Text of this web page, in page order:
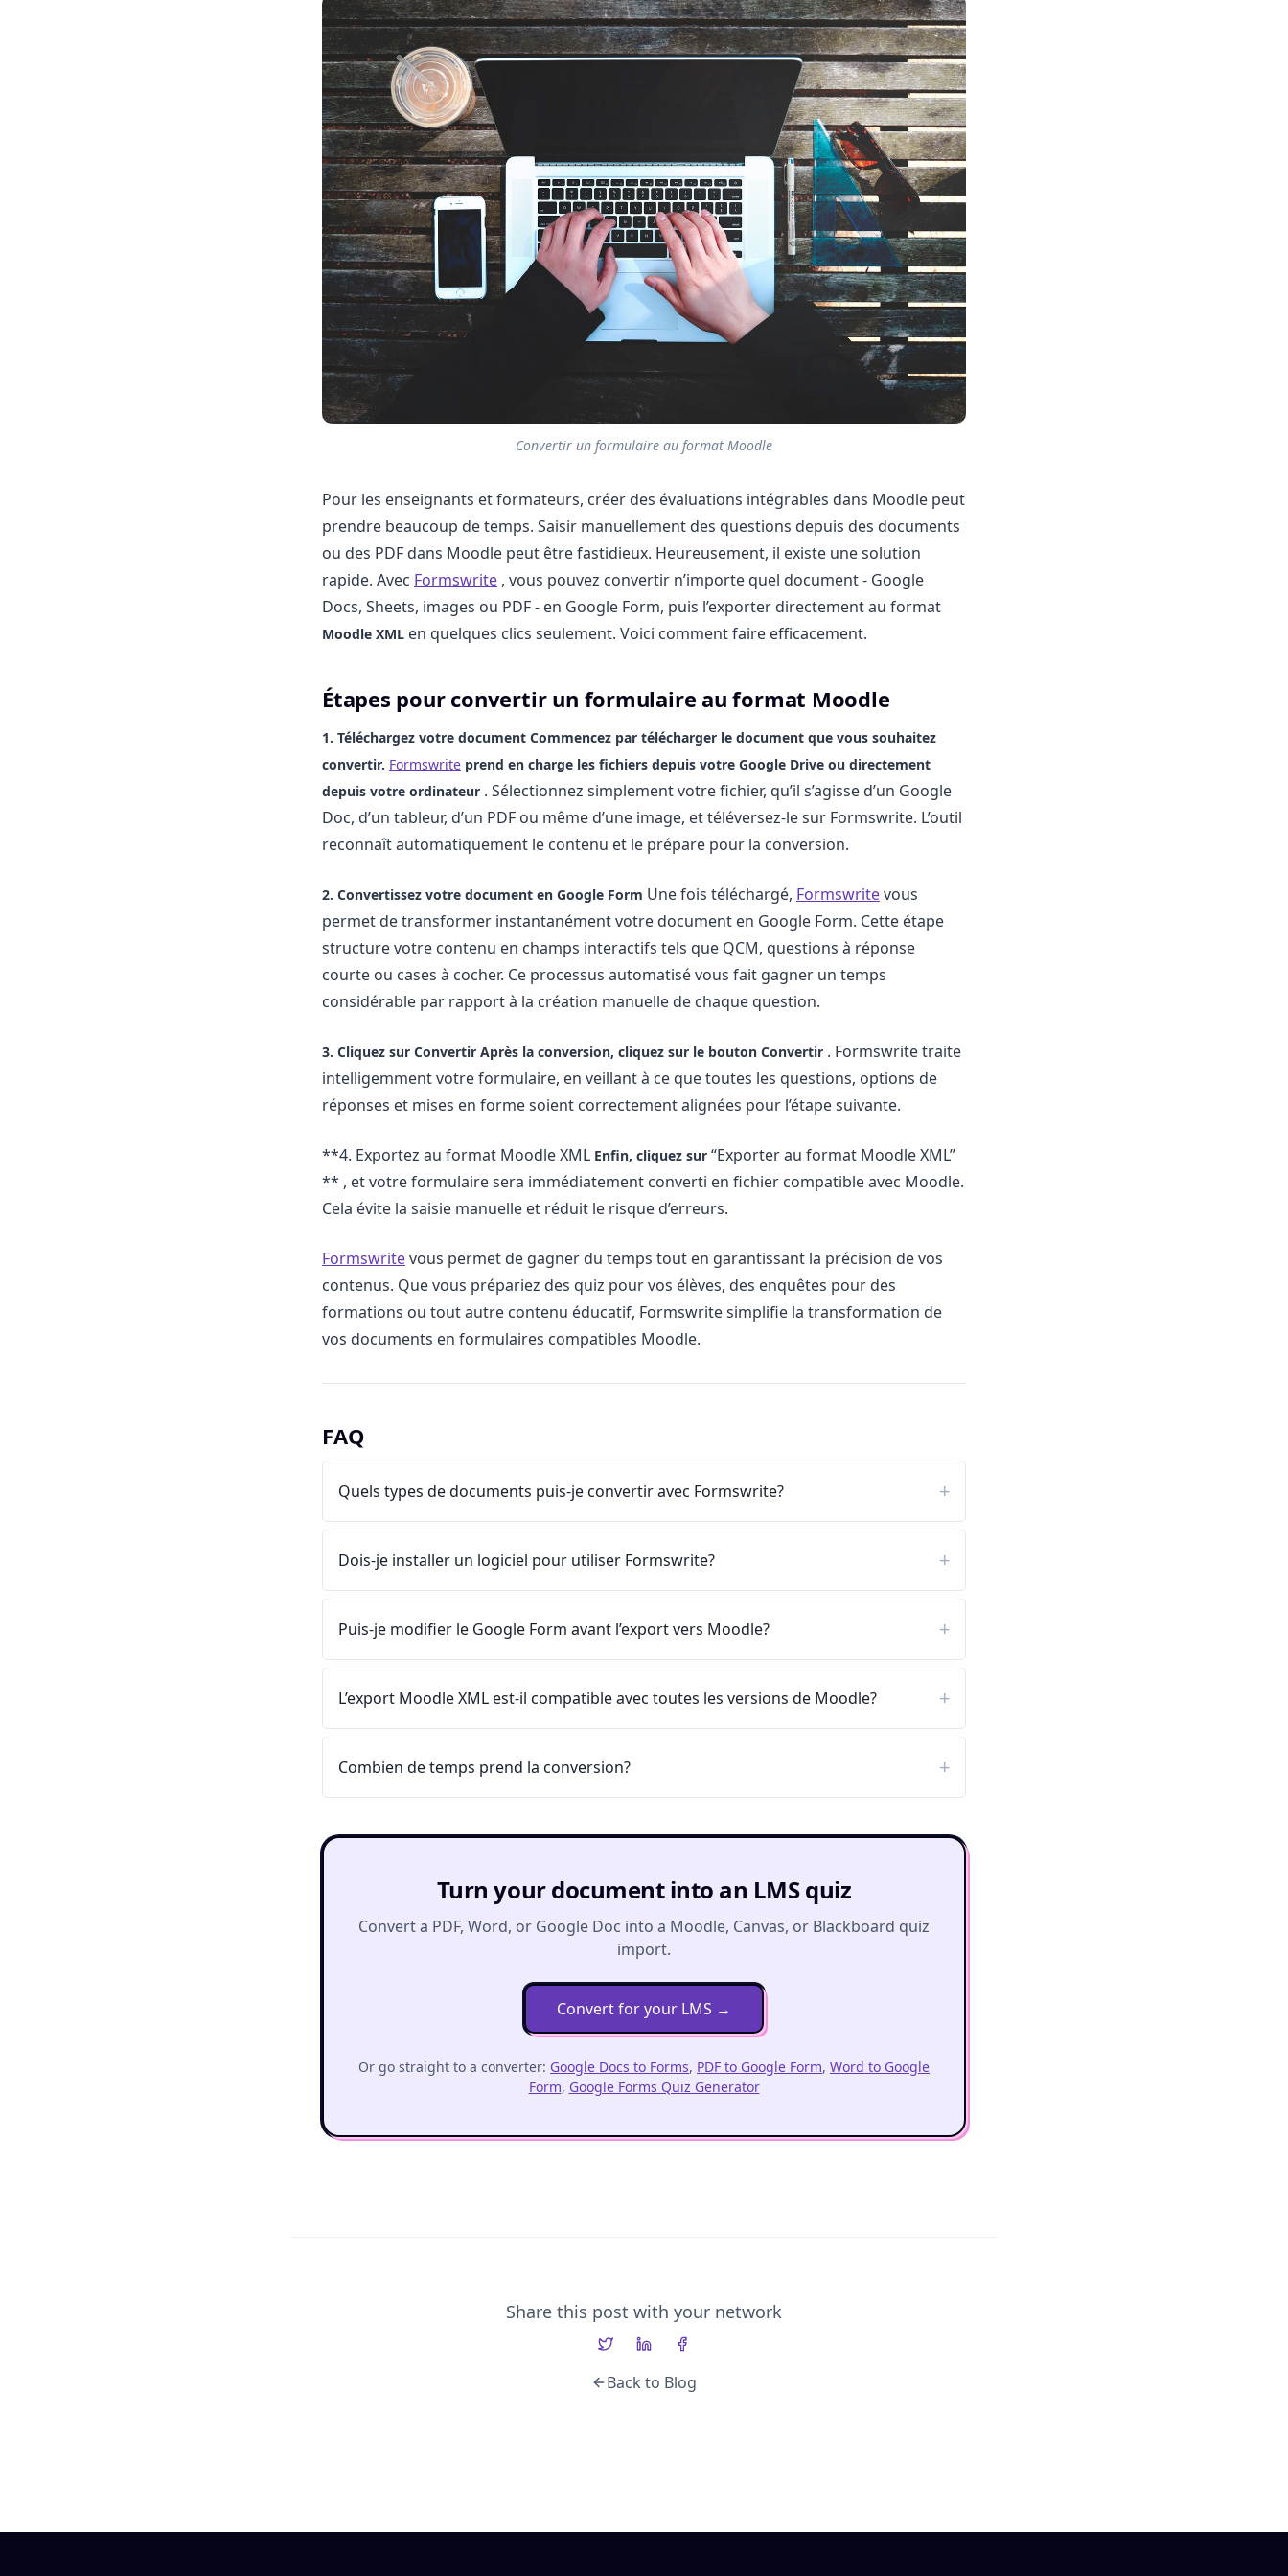
Convertir un formulaire au format Moodle
Pour les enseignants et formateurs, créer des évaluations intégrables dans Moodle peut
prendre beaucoup de temps. Saisir manuellement des questions depuis des documents
ou des PDF dans Moodle peut être fastidieux. Heureusement, il existe une solution
rapide. Avec Formswrite , vous pouvez convertir n’importe quel document - Google
Docs, Sheets, images ou PDF - en Google Form, puis l’exporter directement au format
Moodle XML en quelques clics seulement. Voici comment faire efficacement.
Étapes pour convertir un formulaire au format Moodle
1. Téléchargez votre document Commencez par télécharger le document que vous souhaitez
convertir. Formswrite prend en charge les fichiers depuis votre Google Drive ou directement
depuis votre ordinateur . Sélectionnez simplement votre fichier, qu’il s’agisse d’un Google
Doc, d’un tableur, d’un PDF ou même d’une image, et téléversez-le sur Formswrite. L’outil
reconnaît automatiquement le contenu et le prépare pour la conversion.
2. Convertissez votre document en Google Form Une fois téléchargé, Formswritevous
permet de transformer instantanément votre document en Google Form. Cette étape
structure votre contenu en champs interactifs tels que QCM, questions à réponse
courte ou cases à cocher. Ce processus automatisé vous fait gagner un temps
considérable par rapport à la création manuelle de chaque question.
3. Cliquez sur Convertir Après la conversion, cliquez sur le bouton Convertir . Formswrite traite
intelligemment votre formulaire, en veillant à ce que toutes les questions, options de
réponses et mises en forme soient correctement alignées pour l’étape suivante.
**4. Exportez au format Moodle XML Enfin, cliquez sur “Exporter au format Moodle XML”
** , et votre formulaire sera immédiatement converti en fichier compatible avec Moodle.
Cela évite la saisie manuelle et réduit le risque d’erreurs.
Formswritevous permet de gagner du temps tout en garantissant la précision de vos
contenus. Que vous prépariez des quiz pour vos élèves, des enquêtes pour des
formations ou tout autre contenu éducatif, Formswrite simplifie la transformation de
vos documents en formulaires compatibles Moodle.
FAQ
Quels types de documents puis-je convertir avec Formswrite?
Dois-je installer un logiciel pour utiliser Formswrite?
Puis-je modifier le Google Form avant l’export vers Moodle?
L’export Moodle XML est-il compatible avec toutes les versions de Moodle?
Combien de temps prend la conversion?
Turn your document into an LMS quiz
Convert a PDF, Word, or Google Doc into a Moodle, Canvas, or Blackboard quiz
import.
Convert for your LMS →
Or go straight to a converter: Google Docs to Forms, PDF to Google Form, Word to Google
Form, Google Forms Quiz Generator
Share this post with your network
Back to Blog